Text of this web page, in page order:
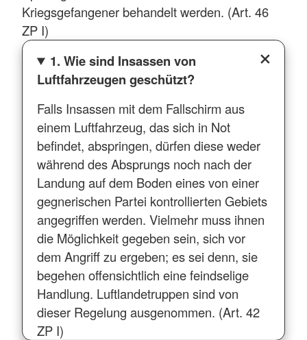
Kriegsgefangener behandelt werden. (Art. 46
ZP I)
1. Wie sind Insassen von
Luftfahrzeugen geschützt?
Falls Insassen mit dem Fallschirm aus
einem Luftfahrzeug, das sich in Not
befindet, abspringen, dürfen diese weder
während des Absprungs noch nach der
Landung auf dem Boden eines von einer
gegnerischen Partei kontrollierten Gebiets
angegriffen werden. Vielmehr muss ihnen
die Möglichkeit gegeben sein, sich vor
dem Angriff zu ergeben; es sei denn, sie
begehen offensichtlich eine feindselige
Handlung. Luftlandetruppen sind von
dieser Regelung ausgenommen. (Art. 42
ZP I)